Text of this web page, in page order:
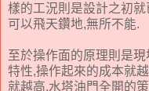
樣的工況則是設計之初
可以飛天鑽地,無所不能.
至於操作面的原理則是
特性,操作起來的成本就
就越高.水塔油門全開的